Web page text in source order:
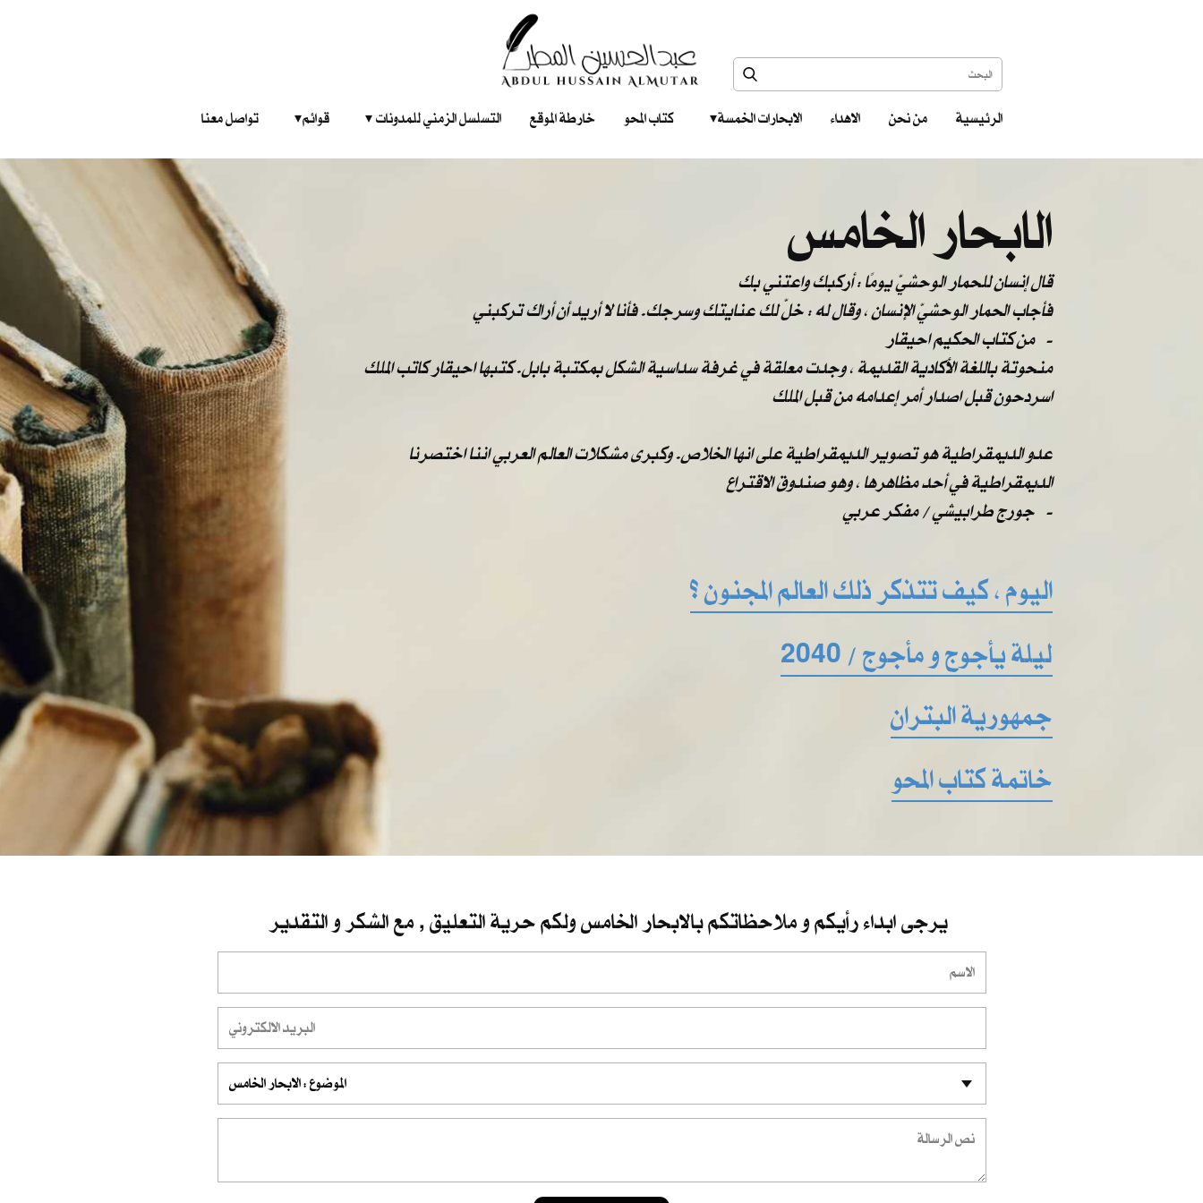
الرئيسية من نحن الاهداء الابحارات الخمسة ‎ ‎ ‎ كتاب المحو خارطة الموقع التسلسل الزمني للمدونات‎ ‎ ‎ ‎ ‎ قوائم‎ ‎ ‎ ‎ تواصل معنا
الابحار الخامس
قال إنسان للحمار الوحشيّ يومًا : أركبك واعتني بك
فأجاب الحمار الوحشيّ الإنسان ، وقال له : خلّ لك عنايتك وسرجك. فأنا لا أريد أن أراك تركبني
من كتاب الحكيم احيقار -
منحوتة باللغة الأكادية القديمة ، وجدت معلقة في غرفة سداسية الشكل بمكتبة بابل. كتبها احيقار كاتب الملك
اسردحون قبل اصدار أمر إعدامه من قبل الملك
عدو الديمقراطية هو تصوير الديمقراطية على انها الخلاص. وكبرى مشكلات العالم العربي اننا اختصرنا
الديمقراطية في أحد مظاهرها ، وهو صندوق الاقتراع
​​ ​​جورج طرابيشي / مفكر عربي -
اليوم ، كيف تتذكر ذلك العالم المجنون ؟
ليلة يأجوج و مأجوج / 2040
جمهورية البتران
خاتمة كتاب المحو
يرجى ابداء رأيكم و ملاحظاتكم بالابحار الخامس ولكم حرية التعليق , مع الشكر و التقدير